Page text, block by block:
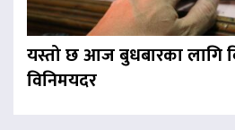
यस्तो छ आज बुधबारका लागि
विनिमयदर